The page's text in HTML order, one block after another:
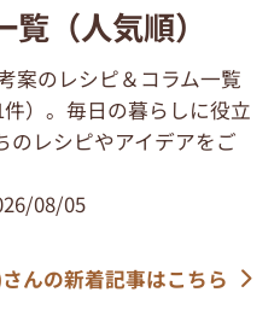
（人気順）
案のレシピ＆コラム一覧
）。毎日の暮らしに役立
のレシピやアイデアをご
08/05
んの新着記事はこちら